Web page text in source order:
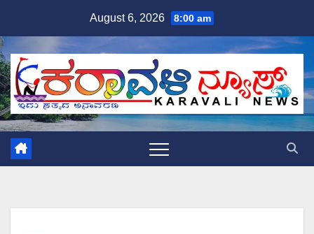
content
August 6, 2026 8:00 am